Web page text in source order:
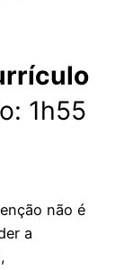
1h55
não é
a